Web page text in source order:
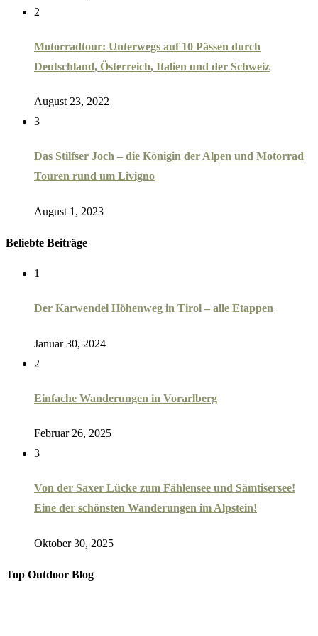
2
Motorradtour: Unterwegs auf 10 Pässen durch
Deutschland, Österreich, Italien und der Schweiz
August 23, 2022
3
Das Stilfser Joch – die Königin der Alpen und Motorrad
Touren rund um Livigno
August 1, 2023
Beliebte Beiträge
1
Der Karwendel Höhenweg in Tirol – alle Etappen
Januar 30, 2024
2
Einfache Wanderungen in Vorarlberg
Februar 26, 2025
3
Von der Saxer Lücke zum Fählensee und Sämtisersee!
Eine der schönsten Wanderungen im Alpstein!
Oktober 30, 2025
Top Outdoor Blog